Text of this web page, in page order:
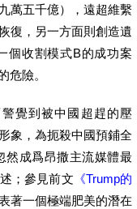
萬五千億），遠超維繫
復，另一方面則創造遺
個收割模式B的成功案
危險。
覺到被中國超趕的壓
象，為扼殺中國預鋪全
然成爲昂撒主流媒體最
；參見前文 《Trump的
著一個極端肥美的潛在